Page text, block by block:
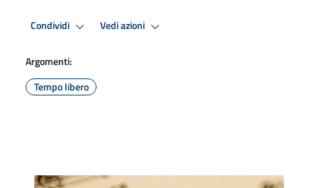
Condividi Vedi azioni
Argomenti:
Tempo libero